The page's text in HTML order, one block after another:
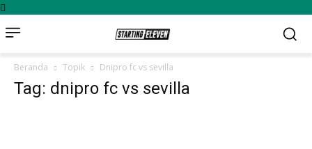
Beranda Topik Dnipro fc vs sevilla
Tag: dnipro fc vs sevilla